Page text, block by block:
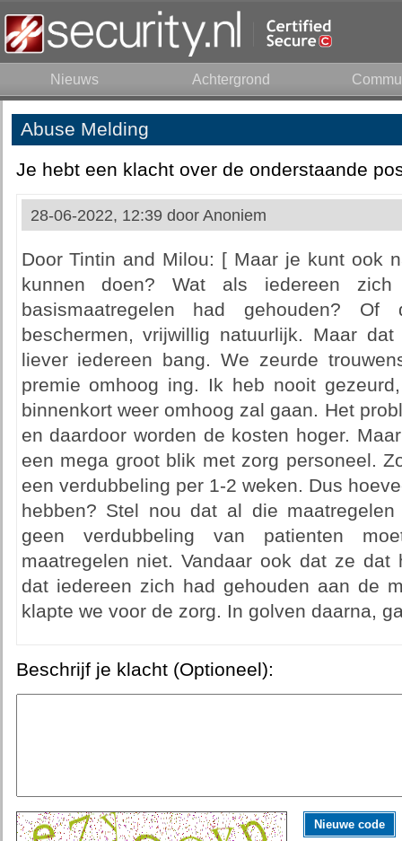
Nieuws Achtergrond
Abuse Melding
Je hebt een klacht over de onderstaande
28-06-2022, 12:39 door Anoniem
Door Tintin and Milou: [ Maar je kunt ook
kunnen doen? Wat als iedereen
basismaatregelen had gehouden?
beschermen, vrijwillig natuurlijk. Maar
liever iedereen bang. We zeurde
premie omhoog ing. Ik heb nooit
binnenkort weer omhoog zal gaan. Het
en daardoor worden de kosten hoger.
een mega groot blik met zorg personeel.
een verdubbeling per 1-2 weken. Dus
hebben? Stel nou dat al die
geen verdubbeling van patienten
maatregelen niet. Vandaar ook dat ze
dat iedereen zich had gehouden aan de
klapte we voor de zorg. In golven daarna,
Beschrijf je klacht (Optioneel):
Nieuwe code